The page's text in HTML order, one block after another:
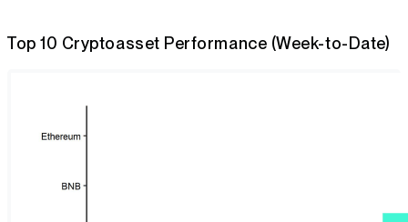
Top 10 Cryptoasset Performance (Week-to-Date)